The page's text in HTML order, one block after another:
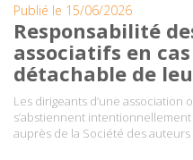
Publié le 15/06/2026
Responsabilité
associatifs en
détachable de
Les dirigeants d’une association
s’abstiennent
auprès de la Société des